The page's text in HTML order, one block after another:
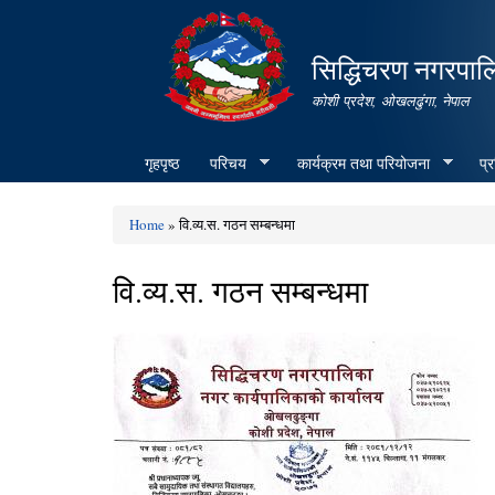
सिद्धिचरण
कोशी प्रदेश, ओखलढुंगा, नेपाल
गृहपृष्ठ परिचय कार्यक्रम तथा परियोजना
Home» वि.व्य.स. गठन सम्बन्धमा
वि.व्य.स. गठन सम्बन्धमा